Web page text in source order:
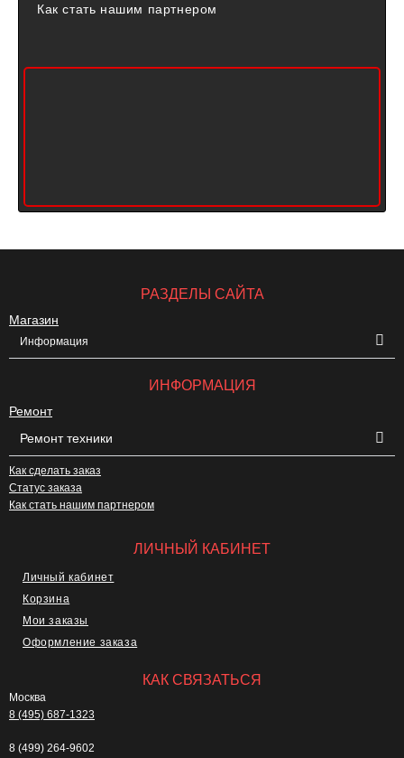
Как стать нашим партнером
РАЗДЕЛЫ САЙТА
Магазин
Информация
ИНФОРМАЦИЯ
Ремонт
Ремонт техники
Как сделать заказ
Статус заказа
Как стать нашим партнером
ЛИЧНЫЙ КАБИНЕТ
Личный кабинет
Корзина
Мои заказы
Оформление заказа
КАК СВЯЗАТЬСЯ
Москва
8 (495) 687-1323
8 (499) 264-9602